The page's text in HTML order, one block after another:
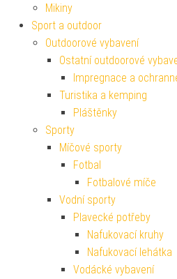
Mikiny
Sport a outdoor
Outdoorové vybavení
Ostatní outdoorové
Impregnace a
Turistika a kemping
Pláštěnky
Sporty
Míčové sporty
Fotbal
Fotbalové míče
Vodní sporty
Plavecké potřeby
Nafukovací kruhy
Nafukovací lehátka
Vodácké vybavení